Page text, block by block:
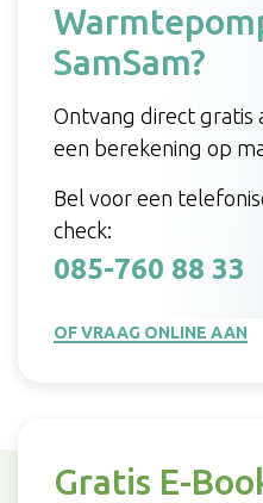
SamSam?
Ontvang direct gratis
een berekening op
Bel voor een
check:
085-760 88 33
OF VRAAG ONLINE AAN
Gratis E-